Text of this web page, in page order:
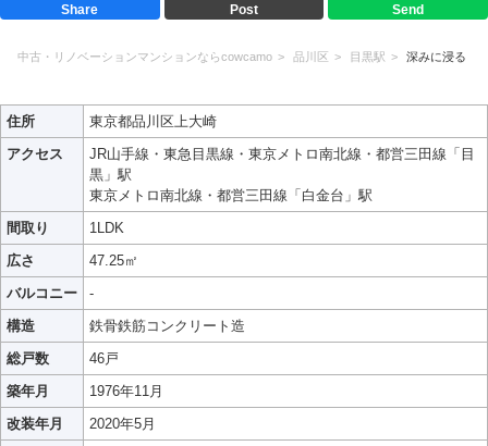
Share Post Send
中古・リノベーションマンションならcowcamo 品川区 目黒駅 深みに浸る
住所
東京都品川区上大崎
アクセス
JR山手線・東急目黒線・東京メトロ南北線・都営三田線「目
黒」駅
東京メトロ南北線・都営三田線「白金台」駅
間取り
1LDK
広さ
47.25㎡
バルコニー
-
構造
鉄骨鉄筋コンクリート造
総戸数
46戸
築年月
1976年11月
改装年月
2020年5月